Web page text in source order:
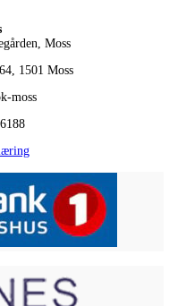
Moss
1501 Moss
moss